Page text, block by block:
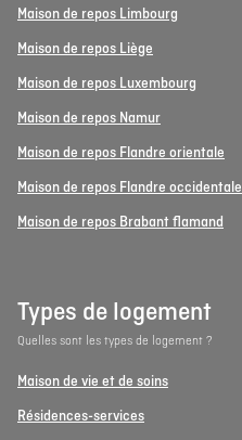
Maison de repos Limbourg
Maison de repos Liège
Maison de repos Luxembourg
Maison de repos Namur
Maison de repos Flandre orientale
Maison de repos Flandre occidentale
Maison de repos Brabant flamand
Types de logement
Quelles sont les types de logement ?
Maison de vie et de soins
Résidences-services